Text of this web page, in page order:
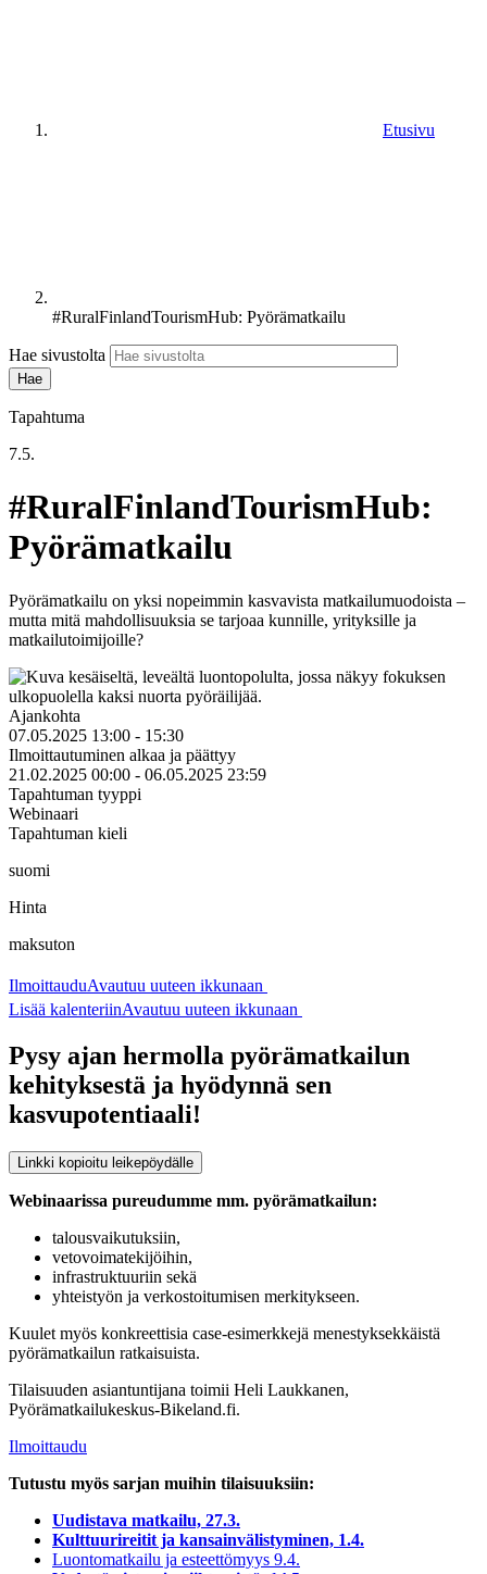
Etusivu
#RuralFinlandTourismHub: Pyörämatkailu
Hae sivustolta
Tapahtuma
7.5.
#RuralFinlandTourismHub:
Pyörämatkailu
Pyörämatkailu on yksi nopeimmin kasvavista matkailumuodoista –
mutta mitä mahdollisuuksia se tarjoaa kunnille, yrityksille ja
matkailutoimijoille?
Ajankohta
07.05.2025 13:00 - 15:30
Ilmoittautuminen alkaa ja päättyy
21.02.2025 00:00 - 06.05.2025 23:59
Tapahtuman tyyppi
Webinaari
Tapahtuman kieli
suomi
Hinta
maksuton
IlmoittauduAvautuu uuteen ikkunaan
Lisää kalenteriinAvautuu uuteen ikkunaan
Pysy ajan hermolla pyörämatkailun
kehityksestä ja hyödynnä sen
kasvupotentiaali!
Linkki kopioitu leikepöydälle
Webinaarissa pureudumme mm. pyörämatkailun:
talousvaikutuksiin,
vetovoimatekijöihin,
infrastruktuuriin sekä
yhteistyön ja verkostoitumisen merkitykseen.
Kuulet myös konkreettisia case-esimerkkejä menestyksekkäistä
pyörämatkailun ratkaisuista.
Tilaisuuden asiantuntijana toimii Heli Laukkanen,
Pyörämatkailukeskus-Bikeland.fi.
Ilmoittaudu
Tutustu myös sarjan muihin tilaisuuksiin:
Uudistava matkailu, 27.3.
Kulttuurireitit ja kansainvälistyminen, 1.4.
Luontomatkailu ja esteettömyys 9.4.